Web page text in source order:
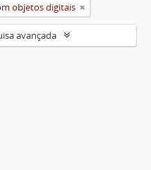
objetos digitais
avançada